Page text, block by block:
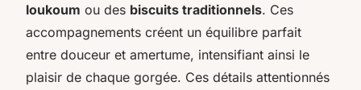
loukoum ou des biscuits traditionnels. Ces
accompagnements créent un équilibre parfait
entre douceur et amertume, intensifiant ainsi le
plaisir de chaque gorgée. Ces détails attentionnés